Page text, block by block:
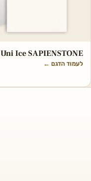
Uni Ice SAPIENSTONE מט
לעמוד הדגם ←